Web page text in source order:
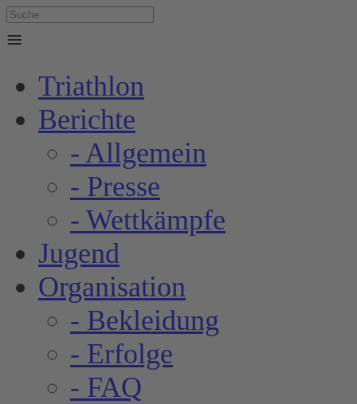
≡
Triathlon
Berichte
- Allgemein
- Presse
- Wettkämpfe
Jugend
Organisation
- Bekleidung
- Erfolge
- FAQ